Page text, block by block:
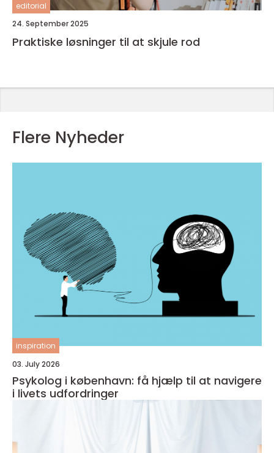
editorial
24. September 2025
Praktiske løsninger til at skjule rod
Flere Nyheder
inspiration
03. July 2026
Psykolog i københavn: få hjælp til at navigere
i livets udfordringer